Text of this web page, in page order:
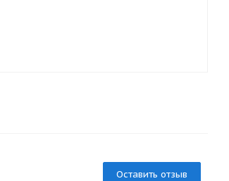
Оставить отзыв